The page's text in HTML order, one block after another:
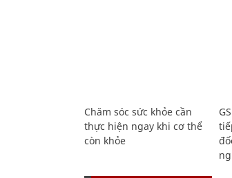
Chăm sóc sức khỏe cần
thực hiện ngay khi cơ thể
còn khỏe